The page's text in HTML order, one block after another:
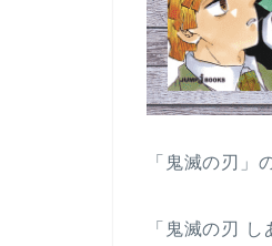
「鬼滅の刃」
「鬼滅の刃